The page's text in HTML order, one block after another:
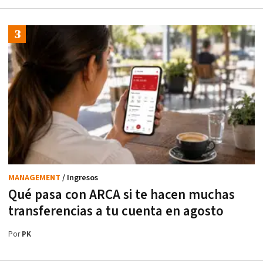
Qué pasa con ARCA si te hacen muchas
transferencias a tu cuenta en agosto
MANAGEMENT / Ingresos
PorPK